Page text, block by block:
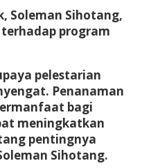
Soleman Sihotang,
program
pelestarian
Penanaman
bagi
meningkatkan
pentingnya
Sihotang.